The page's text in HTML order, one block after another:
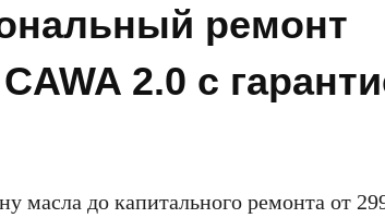
ремонт
2.0 с
масла до капитального ремонта от